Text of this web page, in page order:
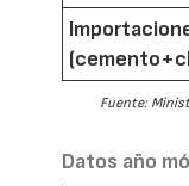
Fuente:
Datos año